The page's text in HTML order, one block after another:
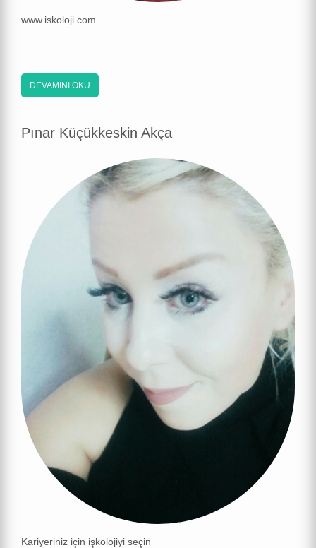
www.iskoloji.com
DEVAMINI OKU
Pınar Küçükkeskin Akça
Kariyeriniz için işkolojiyi seçin